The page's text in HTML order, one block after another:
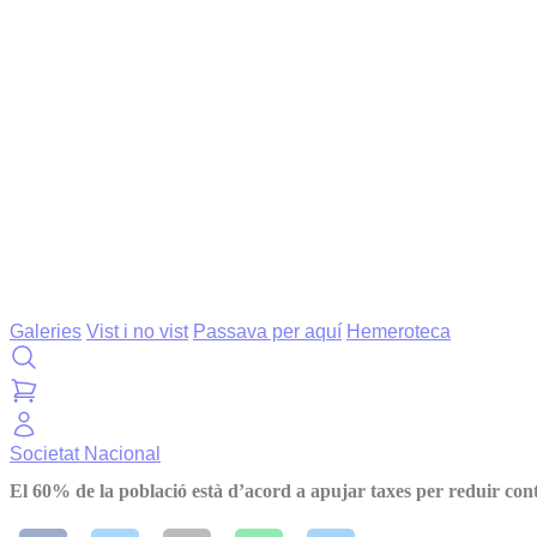
Galeries Vist i no vist Passava per aquí Hemeroteca
Societat Nacional
El 60% de la població està d’acord a apujar taxes per reduir